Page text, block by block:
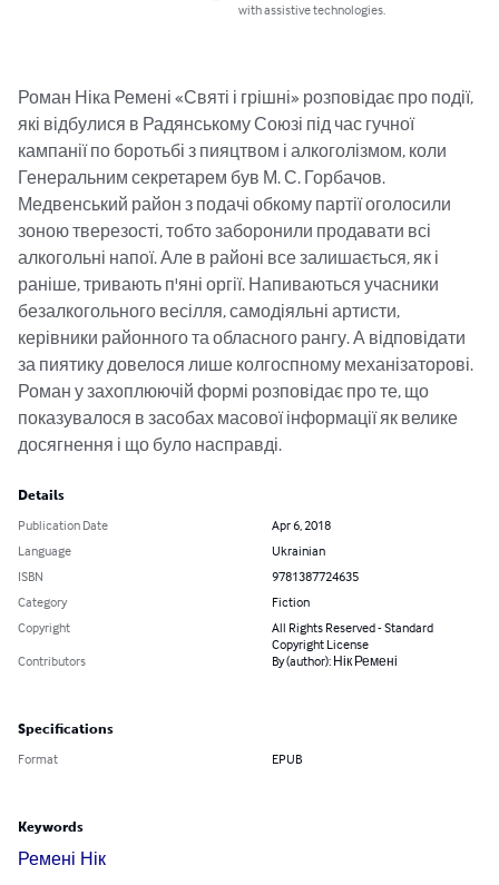
with assistive technologies.
Роман Ніка Ремені «Святі і грішні» розповідає про події,
які відбулися в Радянському Союзі під час гучної
кампанії по боротьбі з пияцтвом і алкоголізмом, коли
Генеральним секретарем був М. С. Горбачов.
Медвенський район з подачі обкому партії оголосили
зоною тверезості, тобто заборонили продавати всі
алкогольні напої. Але в районі все залишається, як і
раніше, тривають п'яні оргії. Напиваються учасники
безалкогольного весілля, самодіяльні артисти,
керівники районного та обласного рангу. А відповідати
за пиятику довелося лише колгоспному механізаторові.
Роман у захоплюючій формі розповідає про те, що
показувалося в засобах масової інформації як велике
досягнення і що було насправді.
Details
Publication Date
Apr 6, 2018
Language
Ukrainian
ISBN
9781387724635
Category
Fiction
Copyright
All Rights Reserved - Standard
Copyright License
Contributors
By (author): Нік Ремені
Specifications
Format EPUB
Keywords
Ремені Нік